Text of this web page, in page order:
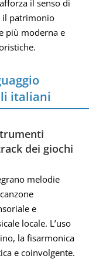
il senso di
il patrimonio
più moderna e
italiani
dei giochi
melodie
e
locale. L’uso
la fisarmonica
e coinvolgente.